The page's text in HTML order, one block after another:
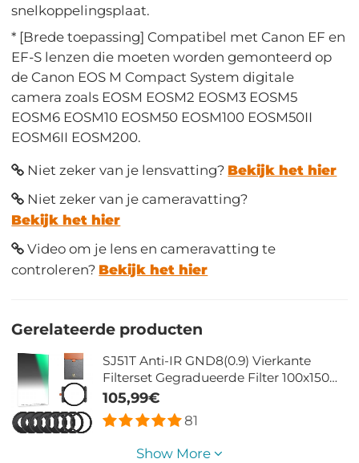
snelkoppelingsplaat.
* [Brede toepassing] Compatibel met Canon EF en
EF-S lenzen die moeten worden gemonteerd op
de Canon EOS M Compact System digitale
camera zoals EOSM EOSM2 EOSM3 EOSM5
EOSM6 EOSM10 EOSM50 EOSM100 EOSM50II
EOSM6II EOSM200.
Niet zeker van je lensvatting? Bekijk het hier
Niet zeker van je cameravatting?
Bekijk het hier
Video om je lens en cameravatting te
controleren? Bekijk het hier
Gerelateerde producten
SJ51T Anti-IR GND8(0.9) Vierkante
Filterset Gegradueerde Filter 100x150
mm Rechthoekige Filterset Grijze
Gegradueerde Filter Met
Filterhouderset
105,99€
81
Show More